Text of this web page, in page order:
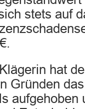
stets auf
hat
Gründen
aufgehoben